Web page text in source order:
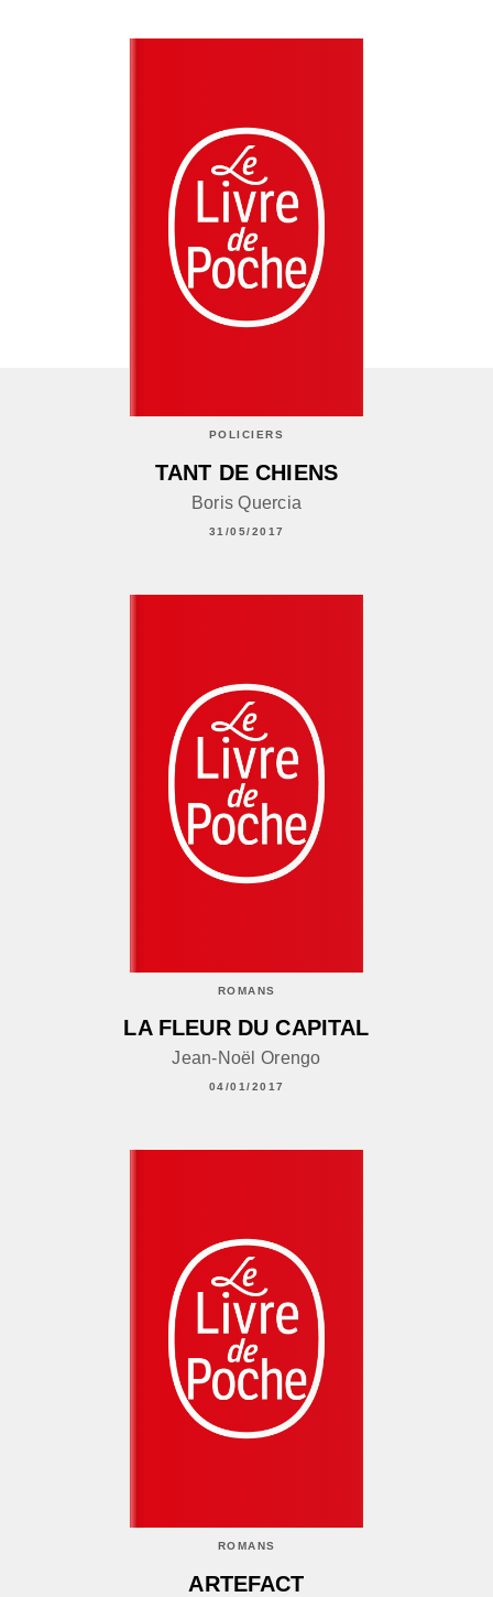
POLICIERS
TANT DE CHIENS
Boris Quercia
31/05/2017
ROMANS
LA FLEUR DU CAPITAL
Jean-Noël Orengo
04/01/2017
ROMANS
ARTEFACT